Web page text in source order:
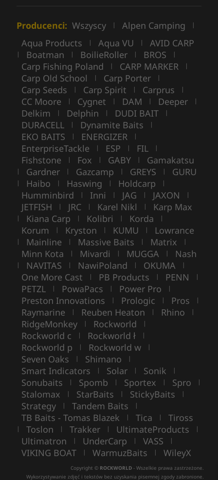
Producenci: Wszyscy | Alpen Camping |
Aqua Products | Aqua VU | AVID CARP
| Boatman | BoilieRoller | BROS |
Carp Fishing Poland | CARP MARKER |
Carp Old School | Carp Porter |
Carp Seeds | Carp Spirit | Carprus |
CC Moore | Cygnet | DAM | Deeper |
Delkim | Delphin | DUDI BAIT |
DURACELL | Dynamite Baits |
EKO BAITS | ENERGIZER |
EnterpriseTackle | ESP | FIL |
Fishstone | Fox | GABY | Gamakatsu
| Gardner | Gazcamp | GREYS | GURU
| Haibo | Haswing | Holdcarp |
Humminbird | Inni | JAG | JAXON |
JETFISH | JRC | Karel Nikl | Karp Max
| Kiana Carp | Kolibri | Korda |
Korum | Kryston | KUMU | Lowrance
| Mainline | Massive Baits | Matrix |
Minn Kota | Mivardi | MUGGA | Nash
| NAVITAS | NawiPoland | OKUMA |
One More Cast | PB Products | PENN |
PETZL | PowaPacs | Power Pro |
Preston Innovations | Prologic | Pros |
Raymarine | Reuben Heaton | Rhino |
RidgeMonkey | Rockworld |
Rockworld c | Rockworld ł |
Rockworld p | Rockworld w |
Seven Oaks | Shimano |
Smart Indicators | Solar | Sonik |
Sonubaits | Spomb | Sportex | Spro |
Stalomax | StarBaits | StickyBaits |
Strategy | Tandem Baits |
TB Baits - Tomas Blazek | Tica | Tiross
| Toslon | Trakker | UltimateProducts |
Ultimatron | UnderCarp | VASS |
VIKING BOAT | WarmuzBaits | WileyX
Copyright © ROCKWORLD - Wszelkie prawa zastrzeżone.
Wykorzystywanie zdjęć i tekstów bez uzyskania pisemnej zgody zabronione.